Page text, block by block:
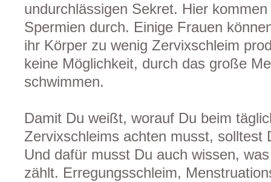
undurchlässigen Sekret. Hier
Spermien durch. Einige Frauen
ihr Körper zu wenig Zervixschleim
keine Möglichkeit, durch das große
schwimmen.
Damit Du weißt, worauf Du beim
Zervixschleims achten musst, solltest
Und dafür musst Du auch wissen,
zählt. Erregungsschleim,